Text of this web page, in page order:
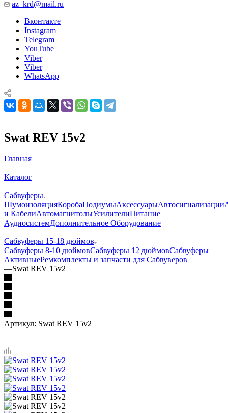
az_krd@mail.ru
Вконтакте
Instagram
Telegram
YouTube
Viber
Viber
WhatsApp
Swat REV 15v2
Главная
—
Каталог
—
Сабвуферы
ШумоизоляцияКоробаПодиумыАксессуарыАвтосигнализации
и КабелиАвтомагнитолыУсилителиПитание
АудиосистемДополнительное Оборудование
—
Сабвуферы 15-18 дюймов
Сабвуферы 8-10 дюймовСабвуферы 12 дюймовСабвуферы
АктивныеРемкомплекты и запчасти для Сабвуверов
—Swat REV 15v2
Артикул: Swat REV 15v2